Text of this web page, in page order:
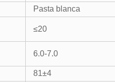
Pasta blanca
≤20
6.0-7.0
81±4